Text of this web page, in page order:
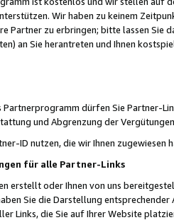
Wir haben zu keinem
Partner zu erbringen; bitte lassen Sie
an Sie herantreten und Ihnen
Partnerprogramm dürfen Sie Partner-
und Abgrenzung der
ID nutzen, die wir Ihnen zugewiesen
für alle Partner-Links
erstellt oder Ihnen von uns
Sie die Darstellung
Links, die Sie auf Ihrer Website